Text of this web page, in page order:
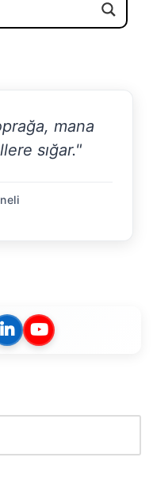
mana
sığar."